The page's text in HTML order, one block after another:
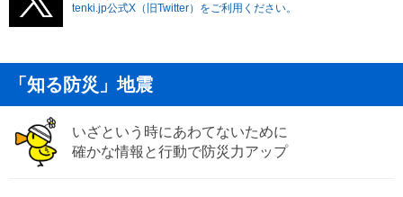
tenki.jp公式X（旧Twitter）をご利用ください。
「知る防災」地震
いざという時にあわてないために
確かな情報と行動で防災力アップ